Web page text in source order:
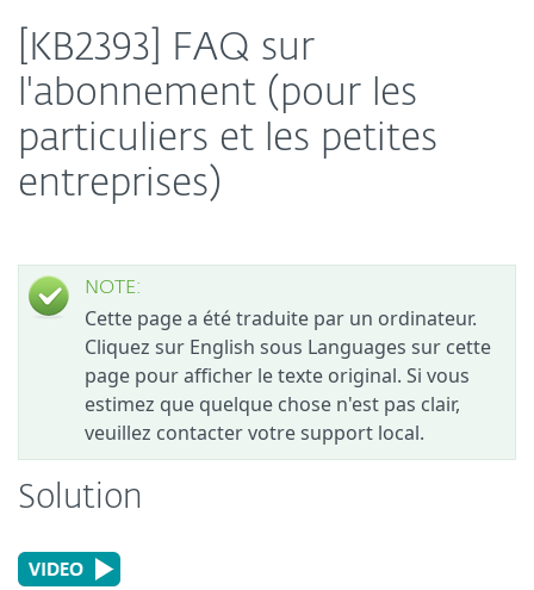
[KB2393] FAQ sur
l'abonnement (pour les
particuliers et les petites
entreprises)
NOTE:
Cette page a été traduite par un ordinateur.
Cliquez sur English sous Languages sur cette
page pour afficher le texte original. Si vous
estimez que quelque chose n'est pas clair,
veuillez contacter votre support local.
Solution